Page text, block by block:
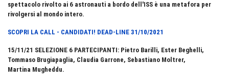
spettacolo rivolto ai 6 astronauti a bordo dell'ISS è una metafora per
rivolgersi al mondo intero.
SCOPRI LA CALL - CANDIDATI! DEAD-LINE 31/10/2021
15/11/21 SELEZIONE 6 PARTECIPANTI: Pietro Barilli, Ester Beghelli,
Tommaso Brugiapaglia, Claudia Garrone, Sebastiano Moltrer,
Martina Mugheddu.